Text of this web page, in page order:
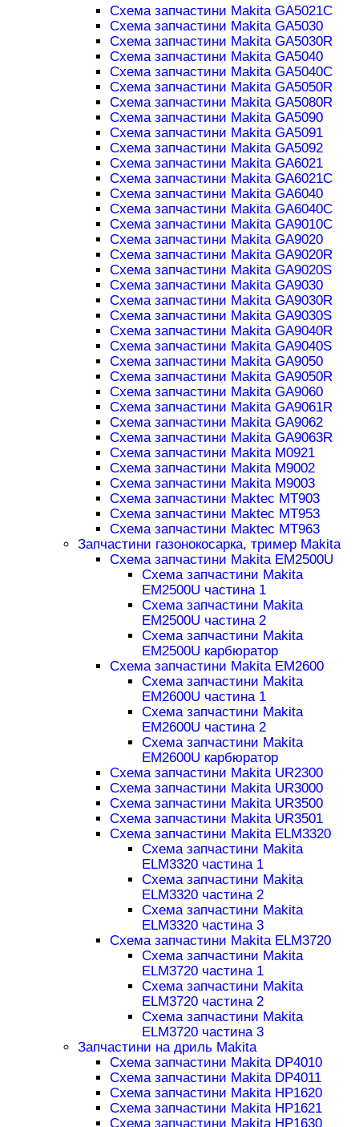
Схема запчастини Makita GA5021C
Схема запчастини Makita GA5030
Схема запчастини Makita GA5030R
Схема запчастини Makita GA5040
Схема запчастини Makita GA5040C
Схема запчастини Makita GA5050R
Схема запчастини Makita GA5080R
Схема запчастини Makita GA5090
Схема запчастини Makita GA5091
Схема запчастини Makita GA5092
Схема запчастини Makita GA6021
Схема запчастини Makita GA6021C
Схема запчастини Makita GA6040
Схема запчастини Makita GA6040C
Схема запчастини Makita GA9010C
Схема запчастини Makita GA9020
Схема запчастини Makita GA9020R
Схема запчастини Makita GA9020S
Схема запчастини Makita GA9030
Схема запчастини Makita GA9030R
Схема запчастини Makita GA9030S
Схема запчастини Makita GA9040R
Схема запчастини Makita GA9040S
Схема запчастини Makita GA9050
Схема запчастини Makita GA9050R
Схема запчастини Makita GA9060
Схема запчастини Makita GA9061R
Схема запчастини Makita GA9062
Схема запчастини Makita GA9063R
Схема запчастини Makita M0921
Схема запчастини Makita M9002
Схема запчастини Makita M9003
Схема запчастини Maktec MT903
Схема запчастини Maktec MT953
Схема запчастини Maktec MT963
Запчастини газонокосарка, тример Makita
Схема запчастини Makita EM2500U
Схема запчастини Makita
EM2500U частина 1
Схема запчастини Makita
EM2500U частина 2
Схема запчастини Makita
EM2500U карбюратор
Схема запчастини Makita EM2600
Схема запчастини Makita
EM2600U частина 1
Схема запчастини Makita
EM2600U частина 2
Схема запчастини Makita
EM2600U карбюратор
Схема запчастини Makita UR2300
Схема запчастини Makita UR3000
Схема запчастини Makita UR3500
Схема запчастини Makita UR3501
Схема запчастини Makita ELM3320
Схема запчастини Makita
ELM3320 частина 1
Схема запчастини Makita
ELM3320 частина 2
Схема запчастини Makita
ELM3320 частина 3
Схема запчастини Makita ELM3720
Схема запчастини Makita
ELM3720 частина 1
Схема запчастини Makita
ELM3720 частина 2
Схема запчастини Makita
ELM3720 частина 3
Запчастини на дриль Makita
Схема запчастини Makita DP4010
Схема запчастини Makita DP4011
Схема запчастини Makita HP1620
Схема запчастини Makita HP1621
Схема запчастини Makita HP1630